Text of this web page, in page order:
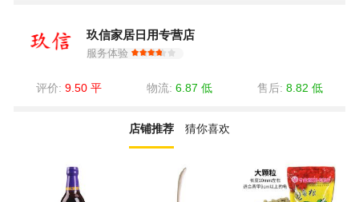
玖信家居日用专营店
服务体验
评价: 9.50 平 物流: 6.87 低 售后: 8.82 低
店铺推荐 猜你喜欢